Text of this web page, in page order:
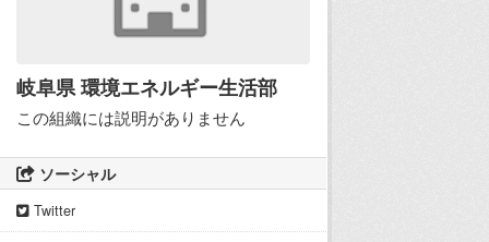
岐阜県 環境エネルギー生活部
この組織には説明がありません
ソーシャル
Twitter